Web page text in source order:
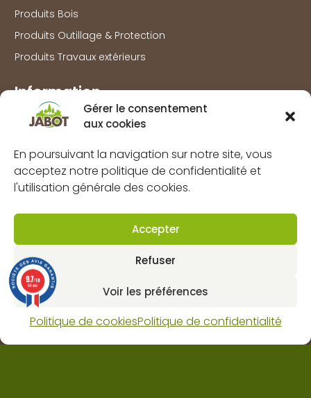
Gérer le consentement
aux cookies
En poursuivant la navigation sur notre site, vous
acceptez notre politique de confidentialité et
l'utilisation générale des cookies.
Accepter
Refuser
Voir les préférences
Politique de cookiesPolitique de confidentialité
Produits Bois
Produits Outillage & Protection
Produits Travaux extérieurs
Information
Marques
FAQs
Mentions légales
Politique de cookies (UE)
CGV
Contact
Dynapôle de Ludres-Fléville
4 rue pascal, 54710 Ludres
9.7/10
66 avis